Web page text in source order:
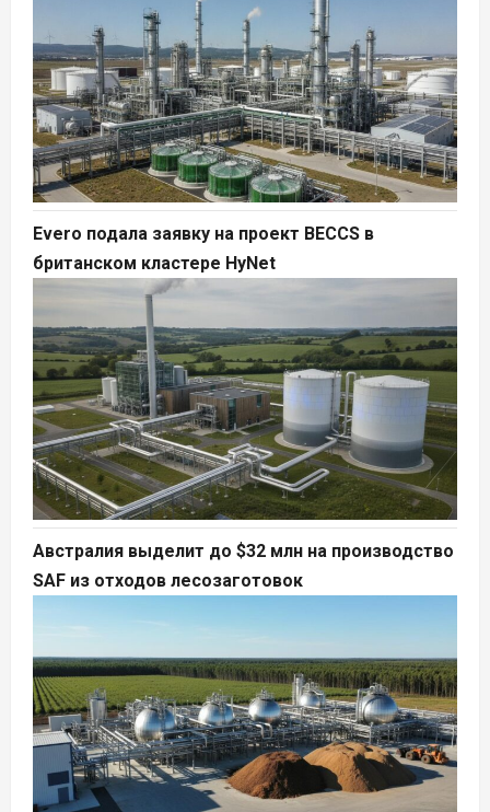
Evero подала заявку на проект BECCS в
британском кластере HyNet
Австралия выделит до $32 млн на производство
SAF из отходов лесозаготовок